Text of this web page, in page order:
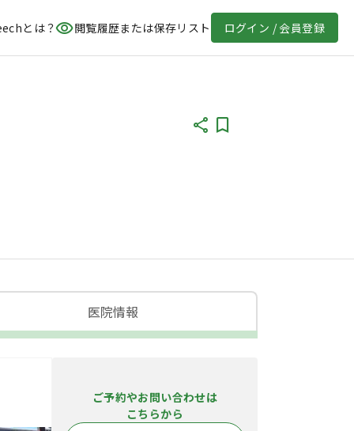
とは？ 閲覧履歴または保存リスト ログイン / 会員登録
医院情報
ご予約やお問い合わせは
こちらから